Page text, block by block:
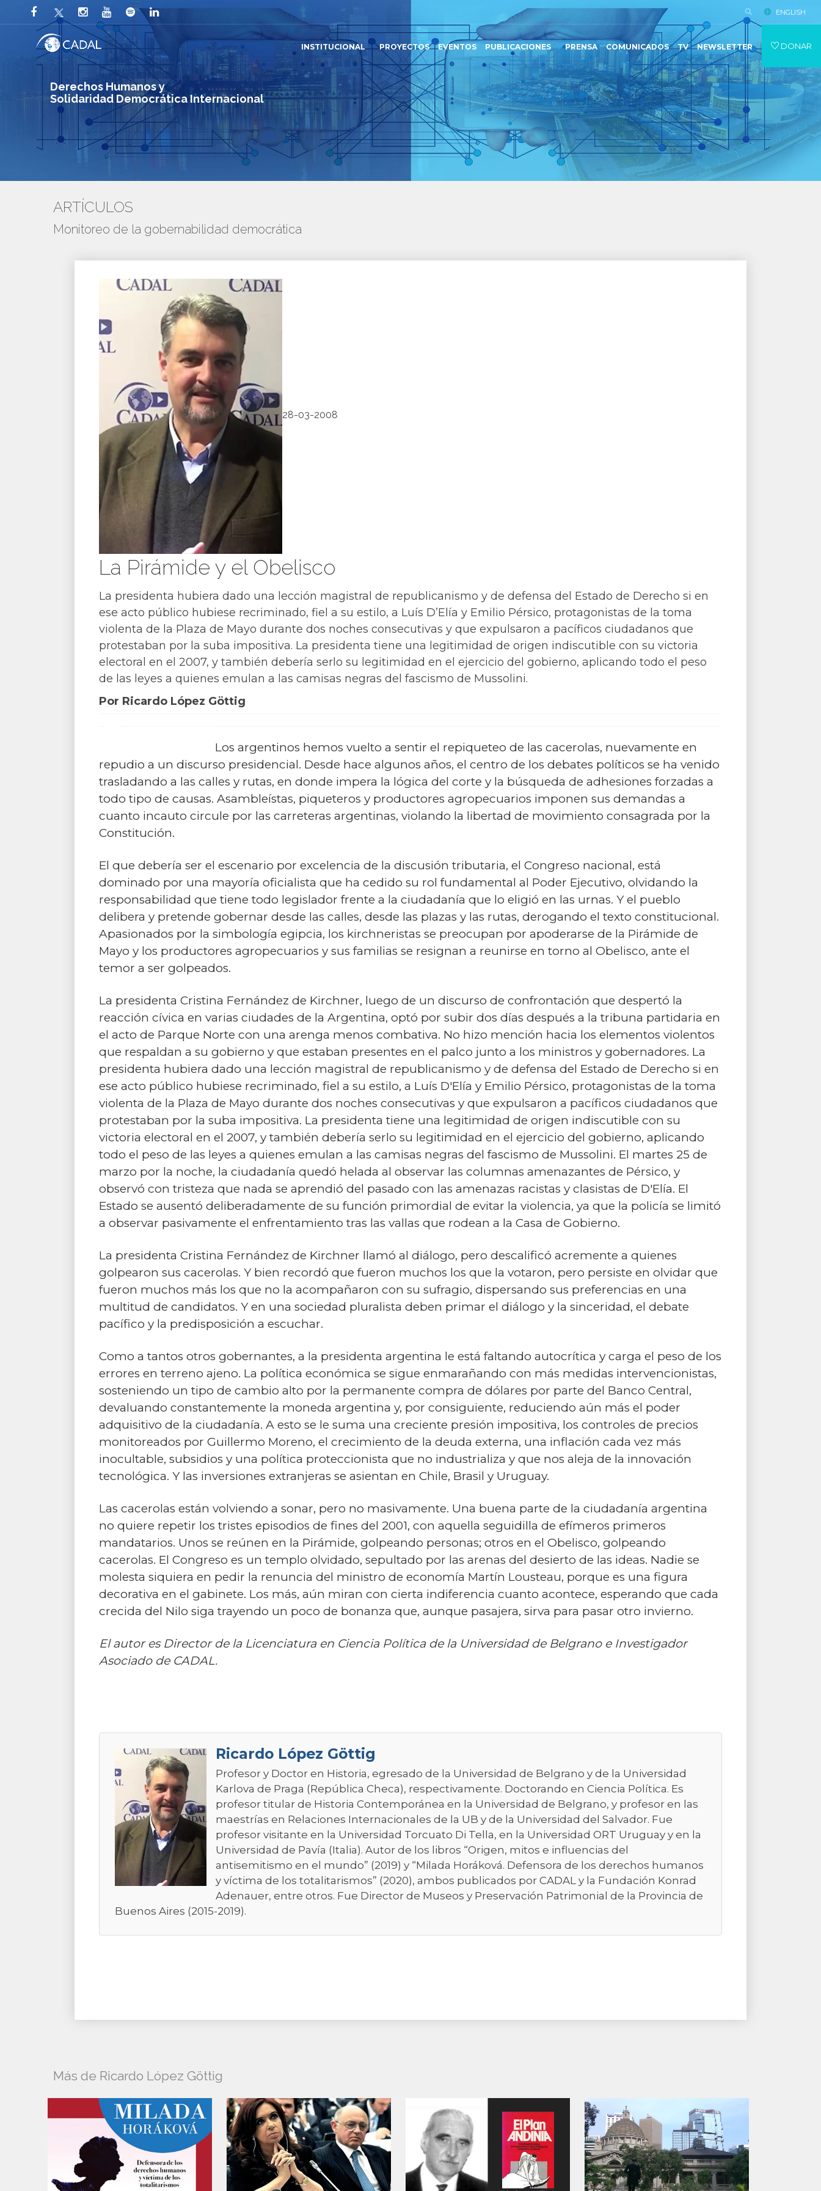
Derechos Humanos y
Solidaridad Democrática Internacional
ENGLISH
INSTITUCIONAL PROYECTOS EVENTOS PUBLICACIONES PRENSA COMUNICADOS TV NEWSLETTER DONAR
ARTÍCULOS
Monitoreo de la gobernabilidad democrática
28-03-2008
La Pirámide y el Obelisco
La presidenta hubiera dado una lección magistral de republicanismo y de defensa del Estado de Derecho si en
ese acto público hubiese recriminado, fiel a su estilo, a Luís D’Elía y Emilio Pérsico, protagonistas de la toma
violenta de la Plaza de Mayo durante dos noches consecutivas y que expulsaron a pacíficos ciudadanos que
protestaban por la suba impositiva. La presidenta tiene una legitimidad de origen indiscutible con su victoria
electoral en el 2007, y también debería serlo su legitimidad en el ejercicio del gobierno, aplicando todo el peso
de las leyes a quienes emulan a las camisas negras del fascismo de Mussolini.
Por Ricardo López Göttig
Los argentinos hemos vuelto a sentir el repiqueteo de las cacerolas, nuevamente en
repudio a un discurso presidencial. Desde hace algunos años, el centro de los debates políticos se ha venido
trasladando a las calles y rutas, en donde impera la lógica del corte y la búsqueda de adhesiones forzadas a
todo tipo de causas. Asambleístas, piqueteros y productores agropecuarios imponen sus demandas a
cuanto incauto circule por las carreteras argentinas, violando la libertad de movimiento consagrada por la
Constitución.
El que debería ser el escenario por excelencia de la discusión tributaria, el Congreso nacional, está
dominado por una mayoría oficialista que ha cedido su rol fundamental al Poder Ejecutivo, olvidando la
responsabilidad que tiene todo legislador frente a la ciudadanía que lo eligió en las urnas. Y el pueblo
delibera y pretende gobernar desde las calles, desde las plazas y las rutas, derogando el texto constitucional.
Apasionados por la simbología egipcia, los kirchneristas se preocupan por apoderarse de la Pirámide de
Mayo y los productores agropecuarios y sus familias se resignan a reunirse en torno al Obelisco, ante el
temor a ser golpeados.
La presidenta Cristina Fernández de Kirchner, luego de un discurso de confrontación que despertó la
reacción cívica en varias ciudades de la Argentina, optó por subir dos días después a la tribuna partidaria en
el acto de Parque Norte con una arenga menos combativa. No hizo mención hacia los elementos violentos
que respaldan a su gobierno y que estaban presentes en el palco junto a los ministros y gobernadores. La
presidenta hubiera dado una lección magistral de republicanismo y de defensa del Estado de Derecho si en
ese acto público hubiese recriminado, fiel a su estilo, a Luís D'Elía y Emilio Pérsico, protagonistas de la toma
violenta de la Plaza de Mayo durante dos noches consecutivas y que expulsaron a pacíficos ciudadanos que
protestaban por la suba impositiva. La presidenta tiene una legitimidad de origen indiscutible con su
victoria electoral en el 2007, y también debería serlo su legitimidad en el ejercicio del gobierno, aplicando
todo el peso de las leyes a quienes emulan a las camisas negras del fascismo de Mussolini. El martes 25 de
marzo por la noche, la ciudadanía quedó helada al observar las columnas amenazantes de Pérsico, y
observó con tristeza que nada se aprendió del pasado con las amenazas racistas y clasistas de D'Elía. El
Estado se ausentó deliberadamente de su función primordial de evitar la violencia, ya que la policía se limitó
a observar pasivamente el enfrentamiento tras las vallas que rodean a la Casa de Gobierno.
La presidenta Cristina Fernández de Kirchner llamó al diálogo, pero descalificó acremente a quienes
golpearon sus cacerolas. Y bien recordó que fueron muchos los que la votaron, pero persiste en olvidar que
fueron muchos más los que no la acompañaron con su sufragio, dispersando sus preferencias en una
multitud de candidatos. Y en una sociedad pluralista deben primar el diálogo y la sinceridad, el debate
pacífico y la predisposición a escuchar.
Como a tantos otros gobernantes, a la presidenta argentina le está faltando autocrítica y carga el peso de los
errores en terreno ajeno. La política económica se sigue enmarañando con más medidas intervencionistas,
sosteniendo un tipo de cambio alto por la permanente compra de dólares por parte del Banco Central,
devaluando constantemente la moneda argentina y, por consiguiente, reduciendo aún más el poder
adquisitivo de la ciudadanía. A esto se le suma una creciente presión impositiva, los controles de precios
monitoreados por Guillermo Moreno, el crecimiento de la deuda externa, una inflación cada vez más
inocultable, subsidios y una política proteccionista que no industrializa y que nos aleja de la innovación
tecnológica. Y las inversiones extranjeras se asientan en Chile, Brasil y Uruguay.
Las cacerolas están volviendo a sonar, pero no masivamente. Una buena parte de la ciudadanía argentina
no quiere repetir los tristes episodios de fines del 2001, con aquella seguidilla de efímeros primeros
mandatarios. Unos se reúnen en la Pirámide, golpeando personas; otros en el Obelisco, golpeando
cacerolas. El Congreso es un templo olvidado, sepultado por las arenas del desierto de las ideas. Nadie se
molesta siquiera en pedir la renuncia del ministro de economía Martín Lousteau, porque es una figura
decorativa en el gabinete. Los más, aún miran con cierta indiferencia cuanto acontece, esperando que cada
crecida del Nilo siga trayendo un poco de bonanza que, aunque pasajera, sirva para pasar otro invierno.
El autor es Director de la Licenciatura en Ciencia Política de la Universidad de Belgrano e Investigador
Asociado de CADAL.
Ricardo López Göttig
Profesor y Doctor en Historia, egresado de la Universidad de Belgrano y de la Universidad
Karlova de Praga (República Checa), respectivamente. Doctorando en Ciencia Política. Es
profesor titular de Historia Contemporánea en la Universidad de Belgrano, y profesor en las
maestrías en Relaciones Internacionales de la UB y de la Universidad del Salvador. Fue
profesor visitante en la Universidad Torcuato Di Tella, en la Universidad ORT Uruguay y en la
Universidad de Pavía (Italia). Autor de los libros “Origen, mitos e influencias del
antisemitismo en el mundo” (2019) y “Milada Horáková. Defensora de los derechos humanos
y víctima de los totalitarismos” (2020), ambos publicados por CADAL y la Fundación Konrad
Adenauer, entre otros. Fue Director de Museos y Preservación Patrimonial de la Provincia de
Buenos Aires (2015-2019).
Más de Ricardo López Göttig